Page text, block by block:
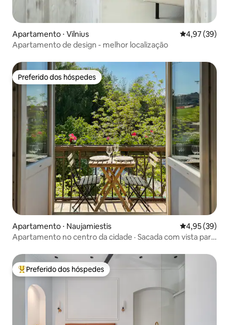
Apartamento ⋅ Vilnius 4,97 de uma
4,97 (39)
Apartamento de design - melhor localização
Preferido dos hóspedes
Preferido dos hóspedes
Apartamento ⋅ Naujamiestis 4,95 de uma
4,95 (39)
Apartamento no centro da cidade · Sacada com vista para
Entre os melhores preferidos dos hóspedes
Preferido dos hóspedes